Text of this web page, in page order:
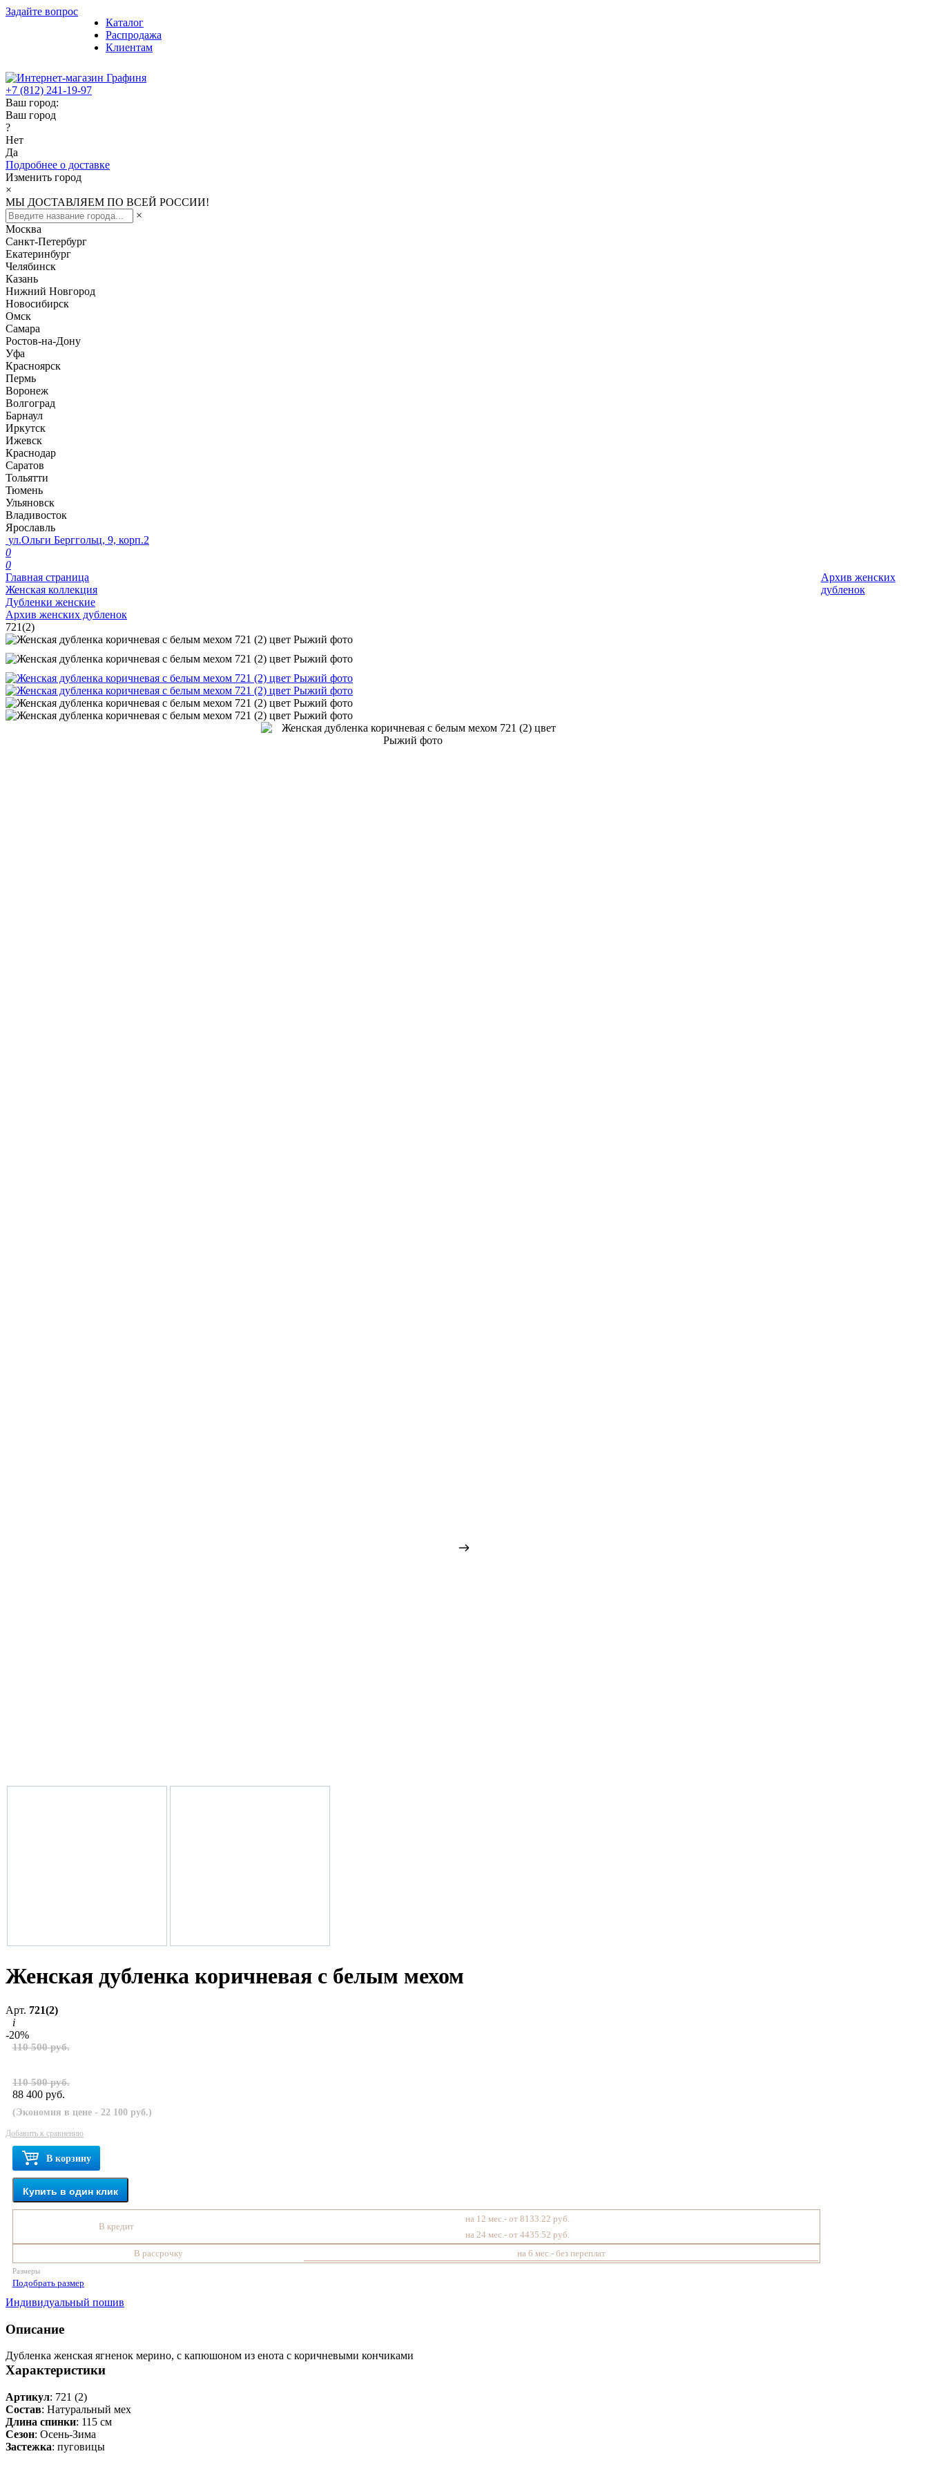
Задайте вопрос
Каталог
Распродажа
Клиентам
+7 (812) 241-19-97
Ваш город:
Ваш город
?
Нет
Да
Подробнее о доставке
Изменить город
×
МЫ ДОСТАВЛЯЕМ ПО ВСЕЙ РОССИИ!
×
Москва
Санкт-Петербург
Екатеринбург
Челябинск
Казань
Нижний Новгород
Новосибирск
Омск
Самара
Ростов-на-Дону
Уфа
Красноярск
Пермь
Воронеж
Волгоград
Барнаул
Иркутск
Ижевск
Краснодар
Саратов
Тольятти
Тюмень
Ульяновск
Владивосток
Ярославль
ул.Ольги Берггольц, 9, корп.2
0
0
Главная страница
Женская коллекция
Дубленки женские
Архив женских дубленок
721(2)
Женская дубленка коричневая с белым мехом
Арт. 721(2)
i
-20%
110 500 руб.
110 500 руб.
88 400 руб.
(Экономия в цене - 22 100 руб.)
Добавить к сравнению
В корзину
Купить в один клик
В кредит
на 12 мес.- от 8133.22 руб.
на 24 мес.- от 4435.52 руб.
В рассрочку
на 6 мес.- без переплат
Размеры
Подобрать размер
Индивидуальный пошив
Описание
Дубленка женская ягненок мерино, с капюшоном из енота с коричневыми кончиками
Характеристики
Артикул: 721 (2)
Состав: Натуральный мех
Длина спинки: 115 см
Сезон: Осень-Зима
Застежка: пуговицы
Архив женских
дубленок